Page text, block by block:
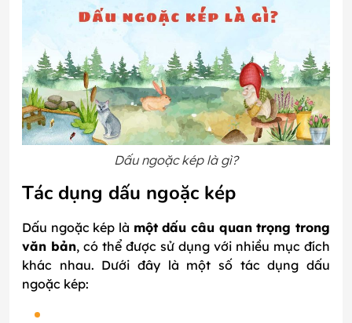
Dấu ngoặc kép là gì?
Tác dụng dấu ngoặc kép
Dấu ngoặc kép là một dấu câu quan trọng trong
văn bản, có thể được sử dụng với nhiều mục đích
khác nhau. Dưới đây là một số tác dụng dấu
ngoặc kép: